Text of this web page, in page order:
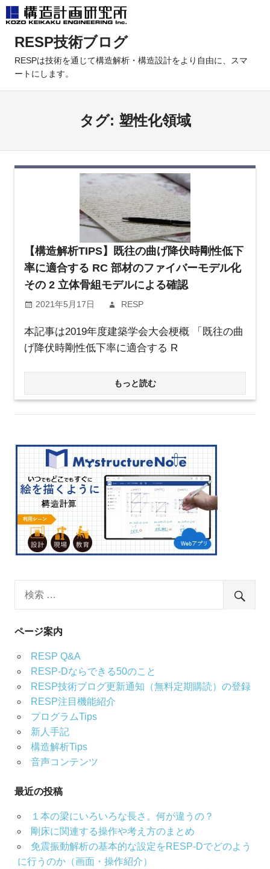
ツ
ッ
RESP技術ブログ
RESPは技術を通じて構造解析・構造設計をより自由に、スマ
ートにします。
タグ: 塑性化領域
【構造解析TIPS】既往の曲げ降伏時剛性低下
率に適合する RC 部材のファイバーモデル化
その 2 立体骨組モデルによる確認
2021年5月17日 RESP
本記事は2019年度建築学会大会梗概 「既往の曲
げ降伏時剛性低下率に適合する R
もっと読む
ページ案内
RESP Q&A
RESP-Dならできる50のこと
RESP技術ブログ更新通知（無料定期購読）の登録
RESP注目機能紹介
プログラムTips
新人手記
構造解析Tips
音声コンテンツ
最近の投稿
１本の梁にいろいろな長さ。何が違うの？
剛床に関連する操作や考え方のまとめ
免震振動解析の基本的な設定をRESP-Dでどのよう
に行うのか（画面・操作紹介）